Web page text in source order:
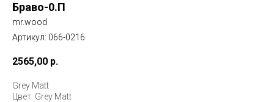
Браво-0.П
mr.wood
Артикул: 066-0216
2565,00 р.
Grey Matt
Цвет: Grey Matt